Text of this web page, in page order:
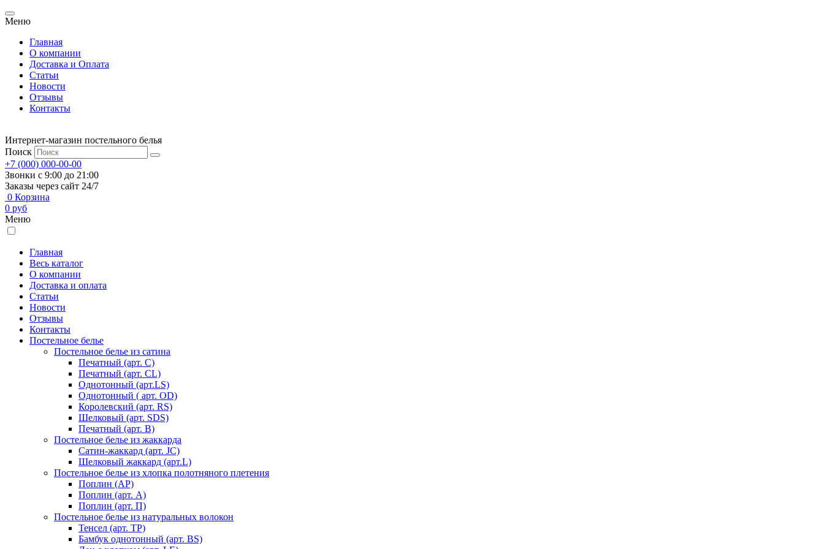
Меню
Главная
О компании
Доставка и Оплата
Статьи
Новости
Отзывы
Контакты
Интернет-магазин постельного белья
Поиск
+7 (000) 000-00-00
Звонки с 9:00 до 21:00
Заказы через сайт 24/7
0 Корзина
0 руб
Меню
Главная
Весь каталог
О компании
Доставка и оплата
Статьи
Новости
Отзывы
Контакты
Постельное белье
Постельное белье из сатина
Печатный (арт. С)
Печатный (арт. СL)
Однотонный (арт.LS)
Однотонный ( арт. OD)
Королевский (арт. RS)
Шелковый (арт. SDS)
Печатный (арт. В)
Постельное белье из жаккарда
Сатин-жаккард (арт. JC)
Шелковый жаккард (арт.L)
Постельное белье из хлопка полотняного плетения
Поплин (AP)
Поплин (арт. А)
Поплин (арт. П)
Постельное белье из натуральных волокон
Тенсел (арт. ТР)
Бамбук однотонный (арт. BS)